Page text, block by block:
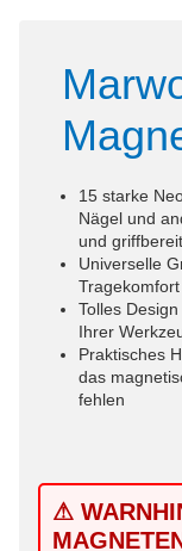
15 starke
Nägel und
und griffbereit
Universelle
Tragekomfort
Tolles
Ihrer
Praktisches
das
fehlen
⚠